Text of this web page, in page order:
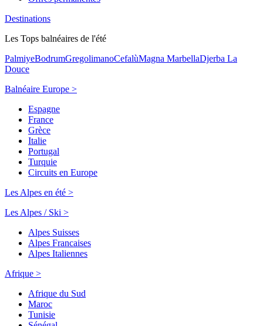
Destinations
Les Tops balnéaires de l'été
PalmiyeBodrumGregolimanoCefalùMagna MarbellaDjerba La
Douce
Balnéaire Europe >
Espagne
France
Grèce
Italie
Portugal
Turquie
Circuits en Europe
Les Alpes en été >
Les Alpes / Ski >
Alpes Suisses
Alpes Francaises
Alpes Italiennes
Afrique >
Afrique du Sud
Maroc
Tunisie